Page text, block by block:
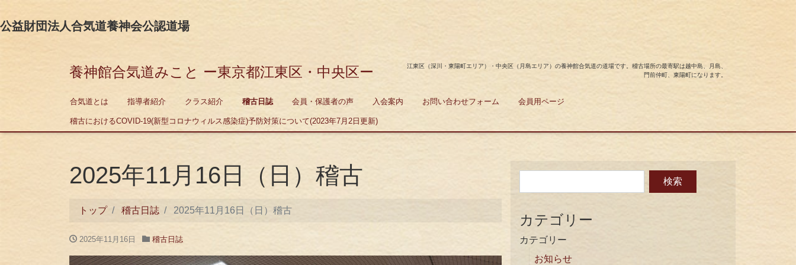
公益財団法人合気道養神会公認道場
養神館合気道みこと ー東京都江東区・中央区ー
江東区（深川・東陽町エリア）・中央区（月島エリア）の養神館合気道の道場です。稽古場所の最寄駅は越中島、月島、
門前仲町、東陽町になります。
合気道とは 指導者紹介 クラス紹介 稽古日誌 会員・保護者の声 入会案内 お問い合わせフォーム 会員用ページ
稽古におけるCOVID-19(新型コロナウィルス感染症)予防対策について(2023年7月2日更新)
2025年11月16日（日）稽古
トップ 稽古日誌 2025年11月16日（日）稽古
2025年11月16日 稽古日誌
カテゴリー
カテゴリー
お知らせ